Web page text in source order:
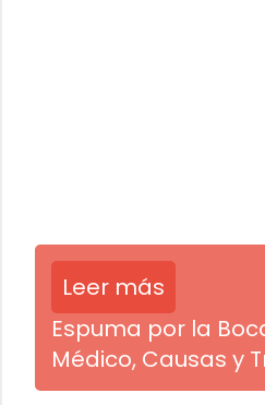
Leer más
Espuma por la
Médico, Causas y